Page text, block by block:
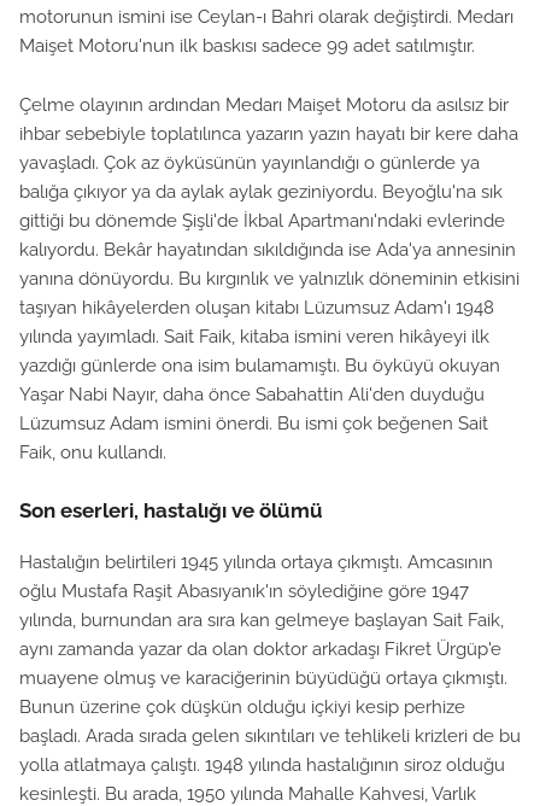
motorunun ismini ise Ceylan-ı Bahri olarak değiştirdi. Medarı
Maişet Motoru'nun ilk baskısı sadece 99 adet satılmıştır.
Çelme olayının ardından Medarı Maişet Motoru da asılsız bir
ihbar sebebiyle toplatılınca yazarın yazın hayatı bir kere daha
yavaşladı. Çok az öyküsünün yayınlandığı o günlerde ya
balığa çıkıyor ya da aylak aylak geziniyordu. Beyoğlu'na sık
gittiği bu dönemde Şişli'de İkbal Apartmanı'ndaki evlerinde
kalıyordu. Bekâr hayatından sıkıldığında ise Ada'ya annesinin
yanına dönüyordu. Bu kırgınlık ve yalnızlık döneminin etkisini
taşıyan hikâyelerden oluşan kitabı Lüzumsuz Adam'ı 1948
yılında yayımladı. Sait Faik, kitaba ismini veren hikâyeyi ilk
yazdığı günlerde ona isim bulamamıştı. Bu öyküyü okuyan
Yaşar Nabi Nayır, daha önce Sabahattin Ali'den duyduğu
Lüzumsuz Adam ismini önerdi. Bu ismi çok beğenen Sait
Faik, onu kullandı.
Son eserleri, hastalığı ve ölümü
Hastalığın belirtileri 1945 yılında ortaya çıkmıştı. Amcasının
oğlu Mustafa Raşit Abasıyanık'ın söylediğine göre 1947
yılında, burnundan ara sıra kan gelmeye başlayan Sait Faik,
aynı zamanda yazar da olan doktor arkadaşı Fikret Ürgüp'e
muayene olmuş ve karaciğerinin büyüdüğü ortaya çıkmıştı.
Bunun üzerine çok düşkün olduğu içkiyi kesip perhize
başladı. Arada sırada gelen sıkıntıları ve tehlikeli krizleri de bu
yolla atlatmaya çalıştı. 1948 yılında hastalığının siroz olduğu
kesinleşti. Bu arada, 1950 yılında Mahalle Kahvesi, Varlık